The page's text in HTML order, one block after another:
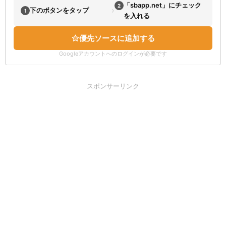
1 下のボタンをタップ › 2
「sbapp.net」にチェック
を入れる
優先ソースに追加する
Googleアカウントへのログインが必要です
スポンサーリンク